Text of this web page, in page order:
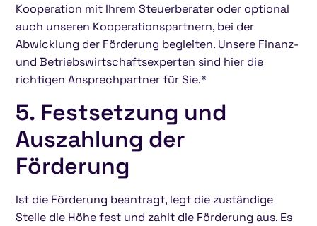
Kooperation mit Ihrem Steuerberater oder optional
auch unseren Kooperationspartnern, bei der
Abwicklung der Förderung begleiten. Unsere Finanz-
und Betriebswirtschaftsexperten sind hier die
richtigen Ansprechpartner für Sie.*
5. Festsetzung und
Auszahlung der
Förderung
Ist die Förderung beantragt, legt die zuständige
Stelle die Höhe fest und zahlt die Förderung aus. Es